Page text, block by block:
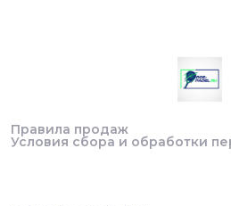
Правила продаж
Условия сбора и обработки